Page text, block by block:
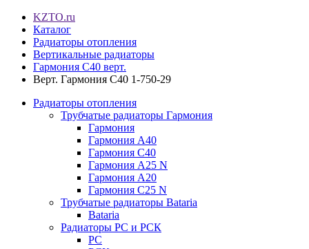
KZTO.ru
Каталог
Радиаторы отопления
Вертикальные радиаторы
Гармония С40 верт.
Верт. Гармония С40 1-750-29
Радиаторы отопления
Трубчатые радиаторы Гармония
Гармония
Гармония А40
Гармония С40
Гармония А25 N
Гармония А20
Гармония С25 N
Трубчатые радиаторы Bataria
Bataria
Радиаторы РС и РСК
РС